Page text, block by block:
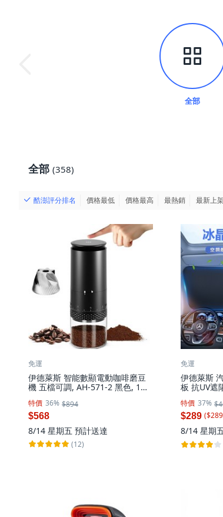
全部
全部 (358)
酷澎評分排名 價格最低 價格最高 最熱銷 最新上架
免運
伊德萊斯 智能數顯電動咖啡磨豆
機 五檔可調, AH-571-2 黑色, 1個,
特價 36% $894
$568
8/14 星期五 預計送達
(12)
免運
伊德萊斯
板 抗UV遮
特價 37%
$289 ($289
8/14 星期